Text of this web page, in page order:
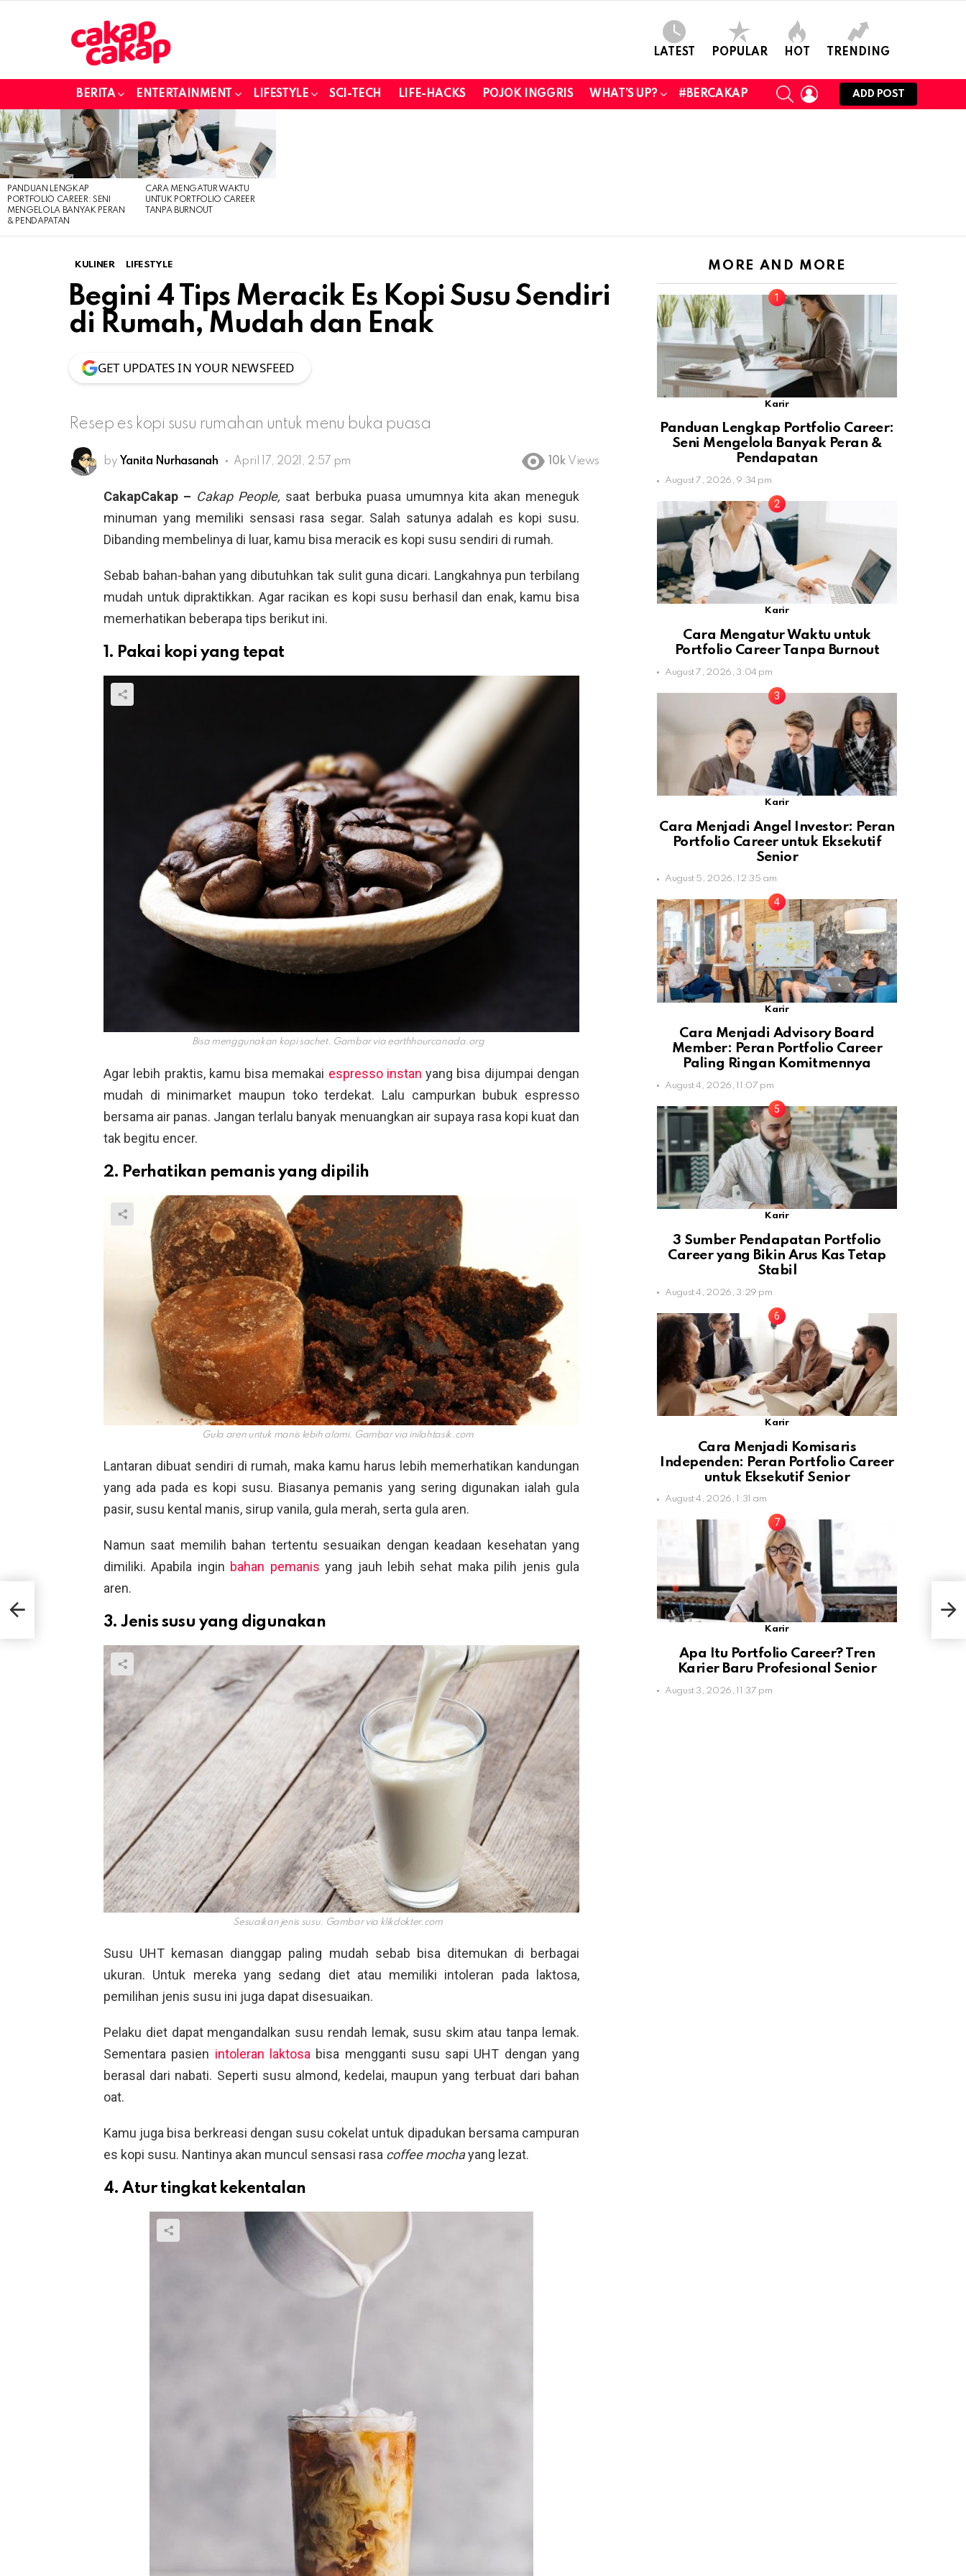
LATEST POPULAR HOT TRENDING
BERITA ENTERTAINMENT LIFESTYLE SCI-TECH LIFE-HACKS POJOK INGGRIS WHAT’S UP? #BERCAKAP
SEARCHLOGIN
ADD POST
LATEST
STORIES
PANDUAN LENGKAP
PORTFOLIO CAREER: SENI
MENGELOLA BANYAK PERAN
& PENDAPATAN
CARA MENGATUR WAKTU
UNTUK PORTFOLIO CAREER
TANPA BURNOUT
KULINER LIFESTYLE
Begini 4 Tips Meracik Es Kopi Susu Sendiri
di Rumah, Mudah dan Enak
GET UPDATES IN YOUR NEWSFEED
Resep es kopi susu rumahan untuk menu buka puasa
by Yanita Nurhasanah April 17, 2021, 2:57 pm 10k Views
CakapCakap – Cakap People, saat berbuka puasa umumnya kita akan meneguk
minuman yang memiliki sensasi rasa segar. Salah satunya adalah es kopi susu.
Dibanding membelinya di luar, kamu bisa meracik es kopi susu sendiri di rumah.
Sebab bahan-bahan yang dibutuhkan tak sulit guna dicari. Langkahnya pun terbilang
mudah untuk dipraktikkan. Agar racikan es kopi susu berhasil dan enak, kamu bisa
memerhatikan beberapa tips berikut ini.
1. Pakai kopi yang tepat
Bisa menggunakan kopi sachet. Gambar viaearthhourcanada.org
Agar lebih praktis, kamu bisa memakai espresso instan yang bisa dijumpai dengan
mudah di minimarket maupun toko terdekat. Lalu campurkan bubuk espresso
bersama air panas. Jangan terlalu banyak menuangkan air supaya rasa kopi kuat dan
tak begitu encer.
2. Perhatikan pemanis yang dipilih
Gula aren untuk manis lebih alami. Gambar via inilahtasik.com
Lantaran dibuat sendiri di rumah, maka kamu harus lebih memerhatikan kandungan
yang ada pada es kopi susu. Biasanya pemanis yang sering digunakan ialah gula
pasir, susu kental manis, sirup vanila, gula merah, serta gula aren.
Namun saat memilih bahan tertentu sesuaikan dengan keadaan kesehatan yang
dimiliki. Apabila ingin bahan pemanis yang jauh lebih sehat maka pilih jenis gula
aren.
3. Jenis susu yang digunakan
Sesuaikan jenis susu. Gambar via klikdokter.com
Susu UHT kemasan dianggap paling mudah sebab bisa ditemukan di berbagai
ukuran. Untuk mereka yang sedang diet atau memiliki intoleran pada laktosa,
pemilihan jenis susu ini juga dapat disesuaikan.
Pelaku diet dapat mengandalkan susu rendah lemak, susu skim atau tanpa lemak.
Sementara pasien intoleran laktosa bisa mengganti susu sapi UHT dengan yang
berasal dari nabati. Seperti susu almond, kedelai, maupun yang terbuat dari bahan
oat.
Kamu juga bisa berkreasi dengan susu cokelat untuk dipadukan bersama campuran
es kopi susu. Nantinya akan muncul sensasi rasa coffee mochayang lezat.
4. Atur tingkat kekentalan
MORE AND MORE
Karir
Panduan Lengkap Portfolio Career:
Seni Mengelola Banyak Peran &
Pendapatan
August 7, 2026, 9:34 pm
Karir
Cara Mengatur Waktu untuk
Portfolio Career Tanpa Burnout
August 7, 2026, 3:04 pm
Karir
Cara Menjadi Angel Investor: Peran
Portfolio Career untuk Eksekutif
Senior
August 5, 2026, 12:35 am
Karir
Cara Menjadi Advisory Board
Member: Peran Portfolio Career
Paling Ringan Komitmennya
August 4, 2026, 11:07 pm
Karir
3 Sumber Pendapatan Portfolio
Career yang Bikin Arus Kas Tetap
Stabil
August 4, 2026, 3:29 pm
Karir
Cara Menjadi Komisaris
Independen: Peran Portfolio Career
untuk Eksekutif Senior
August 4, 2026, 1:31 am
Karir
Apa Itu Portfolio Career? Tren
Karier Baru Profesional Senior
August 3, 2026, 11:37 pm